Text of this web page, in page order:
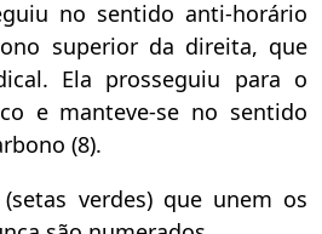
no sentido anti-horário
superior da direita, que
Ela prosseguiu para o
e manteve-se no sentido
(8).
verdes) que unem os